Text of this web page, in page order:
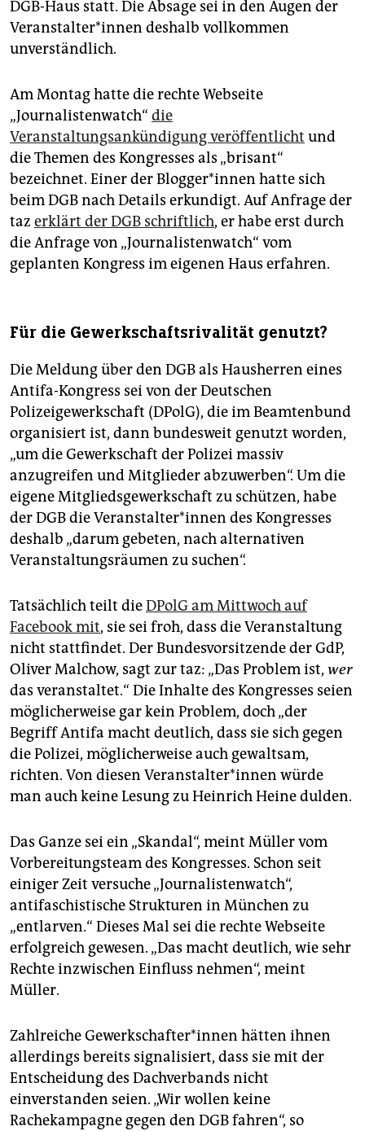
DGB-Haus statt. Die Absage sei in den Augen der
Ver­anstalter*innen deshalb vollkommen
unverständlich.
Am Montag hatte die rechte Webseite
„Journalistenwatch“ die
Veranstaltungsankündigung veröffentlicht und
die Themen des Kongresses als „brisant“
bezeichnet. Einer der Blogger*innen hatte sich
beim DGB nach Details erkundigt. Auf Anfrage der
taz erklärt der DGB schriftlich, er habe erst durch
die Anfrage von „Journalistenwatch“ vom
geplanten Kongress im eigenen Haus erfahren.
Für die Gewerkschaftsrivalität genutzt?
Die Meldung über den DGB als Hausherren eines
Antifa-Kongress sei von der Deutschen
Polizeigewerkschaft (DPolG), die im Beamtenbund
organisiert ist, dann bundesweit genutzt worden,
„um die Gewerkschaft der Polizei massiv
anzugreifen und Mitglieder abzuwerben“. Um die
eigene Mitgliedsgewerkschaft zu schützen, habe
der DGB die Veranstalter*innen des Kongresses
deshalb „darum gebeten, nach alternativen
Veranstaltungsräumen zu suchen“.
Tatsächlich teilt dieDPolG am Mittwoch auf
Facebook mit, sie sei froh, dass die Veranstaltung
nicht stattfindet. Der Bundesvorsitzende der GdP,
Oliver Malchow, sagt zur taz: „Das Problem ist, wer
das veranstaltet.“ Die Inhalte des Kongresses seien
möglicherweise gar kein Problem, doch „der
Begriff Antifa macht deutlich, dass sie sich gegen
die Polizei, möglicherweise auch gewaltsam,
richten. Von diesen Veranstalter*innen würde
man auch keine Lesung zu Heinrich Heine dulden.
Das Ganze sei ein „Skandal“, meint Müller vom
Vorbereitungsteam des Kongresses. Schon seit
einiger Zeit versuche „Journalistenwatch“,
antifaschistische Strukturen in München zu
„entlarven.“ Dieses Mal sei die rechte Webseite
erfolgreich gewesen. „Das macht deutlich, wie sehr
Rechte inzwischen Einfluss nehmen“, meint
Müller.
Zahlreiche Ge­werk­schafter*innen hätten ihnen
allerdings bereits signalisiert, dass sie mit der
Entscheidung des Dachverbands nicht
einverstanden seien. „Wir wollen keine
Rachekampagne gegen den DGB fahren“, so